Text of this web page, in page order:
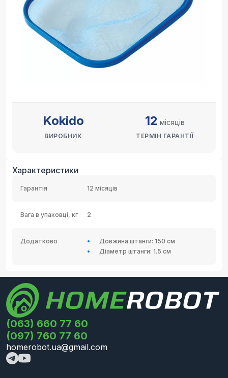
Kokido
ВИРОБНИК
12 місяців
ТЕРМІН ГАРАНТІЇ
Характеристики
Гарантія 12 місяців
Вага в упаковці, кг 2
Додатково
Довжина штанги: 150 см
Діаметр штанги: 1.5 см
(063) 660 77 60
(097) 760 77 60
homerobot.ua@gmail.com